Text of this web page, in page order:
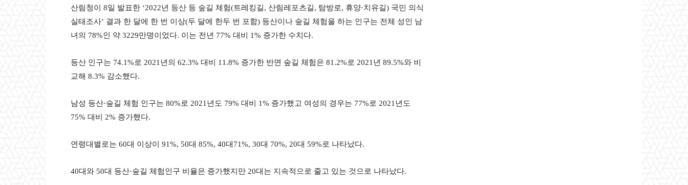
산림청이 8일 발표한 ‘2022년 등산 등 숲길 체험(트레킹길, 산림레포츠길, 탐방로, 휴양·치유길) 국민 의식
실태조사’ 결과 한 달에 한 번 이상(두 달에 한두 번 포함) 등산이나 숲길 체험을 하는 인구는 전체 성인 남
녀의 78%인 약 3229만명이었다. 이는 전년 77% 대비 1% 증가한 수치다.
등산 인구는 74.1%로 2021년의 62.3% 대비 11.8% 증가한 반면 숲길 체험은 81.2%로 2021년 89.5%와 비
교해 8.3% 감소했다.
남성 등산·숲길 체험 인구는 80%로 2021년도 79% 대비 1% 증가했고 여성의 경우는 77%로 2021년도
75% 대비 2% 증가했다.
연령대별로는 60대 이상이 91%, 50대 85%, 40대71%, 30대 70%, 20대 59%로 나타났다.
40대와 50대 등산·숲길 체험인구 비율은 증가했지만 20대는 지속적으로 줄고 있는 것으로 나타났다.